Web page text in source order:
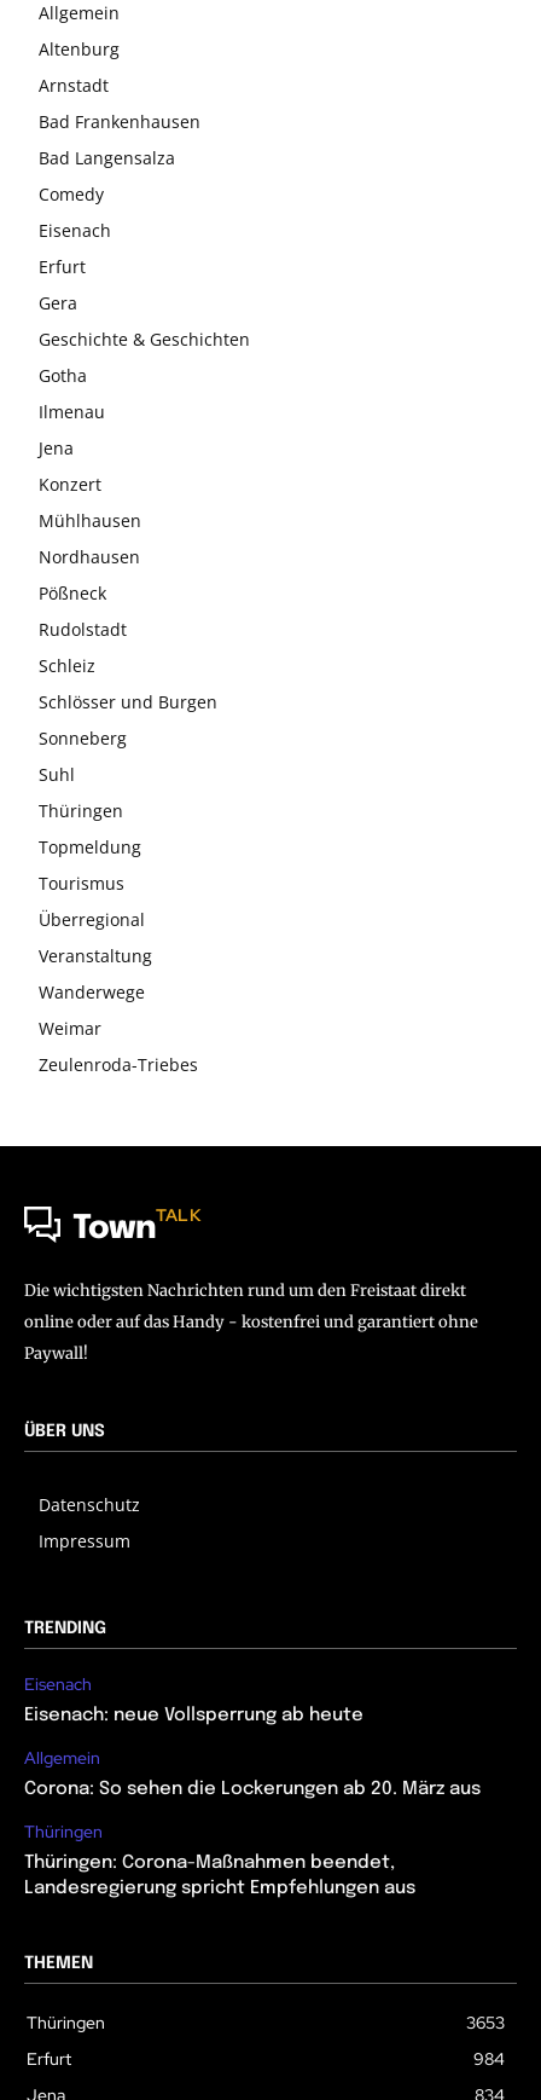
Allgemein
Altenburg
Arnstadt
Bad Frankenhausen
Bad Langensalza
Comedy
Eisenach
Erfurt
Gera
Geschichte & Geschichten
Gotha
Ilmenau
Jena
Konzert
Mühlhausen
Nordhausen
Pößneck
Rudolstadt
Schleiz
Schlösser und Burgen
Sonneberg
Suhl
Thüringen
Topmeldung
Tourismus
Überregional
Veranstaltung
Wanderwege
Weimar
Zeulenroda-Triebes
TownTALK
Die wichtigsten Nachrichten rund um den Freistaat direkt
online oder auf das Handy - kostenfrei und garantiert ohne
Paywall!
ÜBER UNS
Datenschutz
Impressum
TRENDING
Eisenach
Eisenach: neue Vollsperrung ab heute
Allgemein
Corona: So sehen die Lockerungen ab 20. März aus
Thüringen
Thüringen: Corona-Maßnahmen beendet,
Landesregierung spricht Empfehlungen aus
THEMEN
Thüringen
3653
Erfurt
984
Jena
834